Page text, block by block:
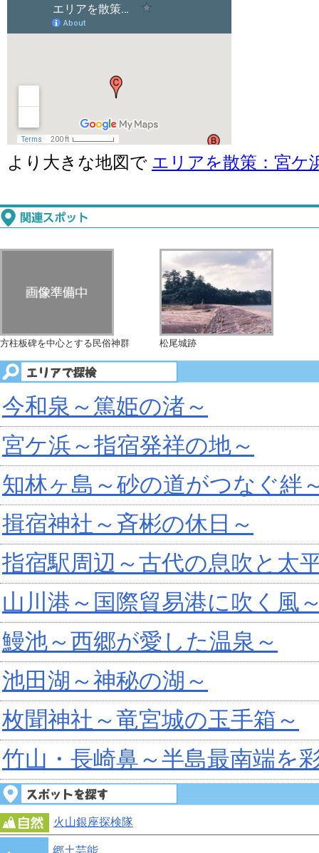
より大きな地図で エリアを散策：宮ケ
方柱板碑を中心とする民俗神群 松尾城跡
今和泉～篤姫の渚～
宮ケ浜～指宿発祥の地～
知林ヶ島～砂の道がつなぐ絆
揖宿神社～斉彬の休日～
指宿駅周辺～古代の息吹と太
山川港～国際貿易港に吹く風
鰻池～西郷が愛した温泉～
池田湖～神秘の湖～
枚聞神社～竜宮城の玉手箱～
竹山・長崎鼻～半島最南端を
火山銀座探検隊
郷土芸能